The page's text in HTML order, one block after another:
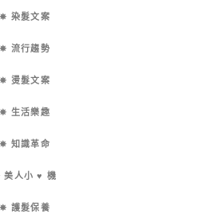
✵ 染髮文案
✵ 流行趨勢
✵ 燙髮文案
✵ 生活樂趣
✵ 知識革命
美人小 ♥ 機
✵ 護髮保養